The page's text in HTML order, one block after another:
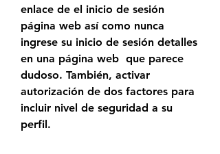
enlace de el inicio de sesión
página web así como nunca
ingrese su inicio de sesión detalles
en una página web  que parece
dudoso. También, activar
autorización de dos factores para
incluir nivel de seguridad a su
perfil.